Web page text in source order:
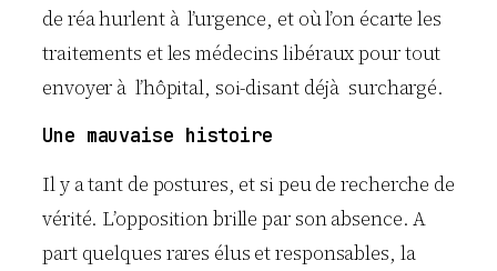
de réa hurlent à l’urgence, et où l’on écarte les
traitements et les médecins libéraux pour tout
envoyer à l’hôpital, soi-disant déjà surchargé.
Une mauvaise histoire
Il y a tant de postures, et si peu de recherche de
vérité. L’opposition brille par son absence. A
part quelques rares élus et responsables, la